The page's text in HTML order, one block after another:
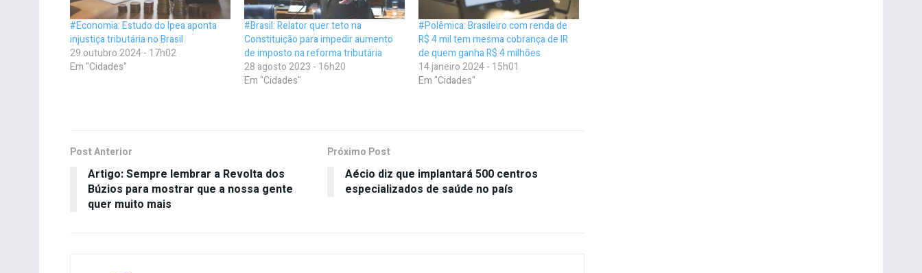
#Economia: Estudo do Ipea aponta
injustiça tributária no Brasil
29 outubro 2024 - 17h02
Em "Cidades"
#Brasil: Relator quer teto na
Constituição para impedir aumento
de imposto na reforma tributária
28 agosto 2023 - 16h20
Em "Cidades"
#Polêmica: Brasileiro com renda de
R$ 4 mil tem mesma cobrança de IR
de quem ganha R$ 4 milhões
14 janeiro 2024 - 15h01
Em "Cidades"
Post Anterior
Artigo: Sempre lembrar a Revolta dos
Búzios para mostrar que a nossa gente
quer muito mais
Próximo Post
Aécio diz que implantará 500 centros
especializados de saúde no país